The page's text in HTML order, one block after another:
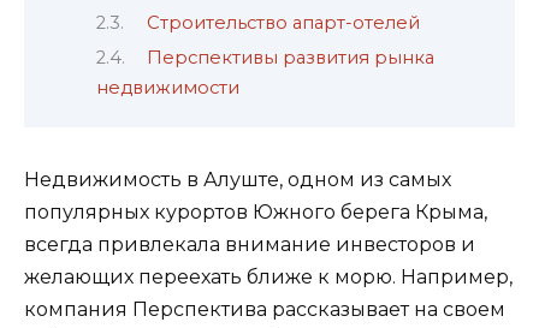
Строительство апарт-отелей
Перспективы развития рынка
недвижимости
Недвижимость в Алуште, одном из самых
популярных курортов Южного берега Крыма,
всегда привлекала внимание инвесторов и
желающих переехать ближе к морю. Например,
компания Перспектива рассказывает на своем